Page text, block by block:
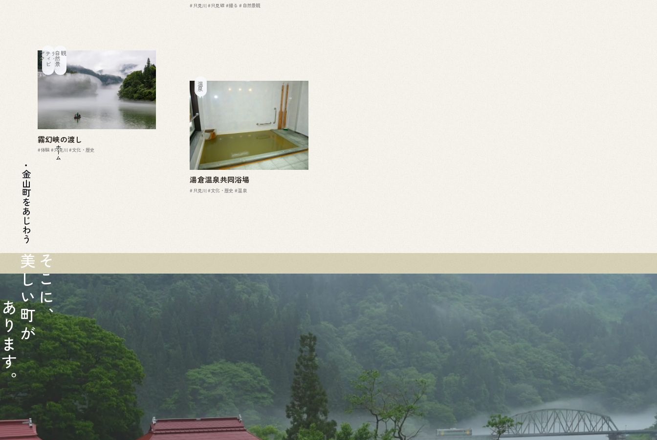
#只見川 #只見線 #撮る #自然景観
霧幻峡の渡し
ア
ク
テ
ィ
ビ
テ ィ自
然
景観
#体験 #只見川 #文化・歴史
湯倉温泉共同浴場
温泉
#只見川 #文化・歴史 #温泉
ホーム
金山町をあじわう
そ
こ
に
、
美
し
い
町
が